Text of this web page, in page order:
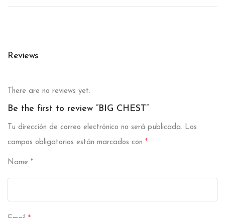
Reviews
There are no reviews yet.
Be the first to review “BIG CHEST”
Tu dirección de correo electrónico no será publicada. Los
campos obligatorios están marcados con *
Name *